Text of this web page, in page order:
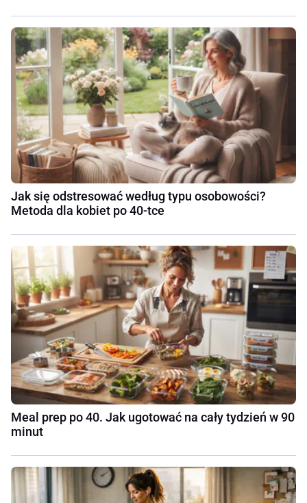
Jak się odstresować według typu osobowości?
Metoda dla kobiet po 40-tce
Meal prep po 40. Jak ugotować na cały tydzień w 90
minut